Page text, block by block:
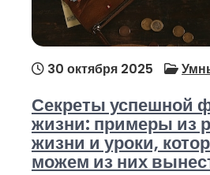
30 октября 2025
Секреты успешной
жизни: примеры из
жизни и уроки,
можем из них